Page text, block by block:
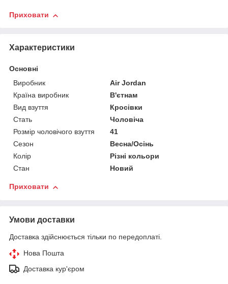
Приховати
Характеристики
Основні
Виробник
Air Jordan
Країна виробник
В'єтнам
Вид взуття
Кросівки
Стать
Чоловіча
Розмір чоловічого взуття
41
Сезон
Весна/Осінь
Колір
Різні кольори
Стан
Новий
Приховати
Умови доставки
Доставка здійснюється тільки по передоплаті.
Нова Пошта
Доставка кур'єром